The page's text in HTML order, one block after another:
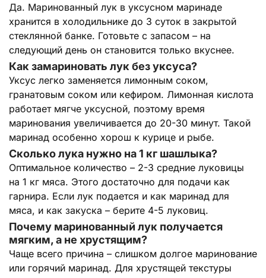
Да. Маринованный лук в уксусном маринаде
хранится в холодильнике до 3 суток в закрытой
стеклянной банке. Готовьте с запасом – на
следующий день он становится только вкуснее.
Как замариновать лук без уксуса?
Уксус легко заменяется лимонным соком,
гранатовым соком или кефиром. Лимонная кислота
работает мягче уксусной, поэтому время
маринования увеличивается до 20-30 минут. Такой
маринад особенно хорош к курице и рыбе.
Сколько лука нужно на 1 кг шашлыка?
Оптимальное количество – 2-3 средние луковицы
на 1 кг мяса. Этого достаточно для подачи как
гарнира. Если лук подается и как маринад для
мяса, и как закуска – берите 4-5 луковиц.
Почему маринованный лук получается
мягким, а не хрустящим?
Чаще всего причина – слишком долгое маринование
или горячий маринад. Для хрустящей текстуры